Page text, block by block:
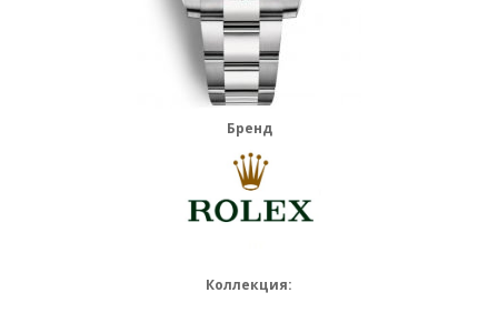
Бренд
Коллекция: